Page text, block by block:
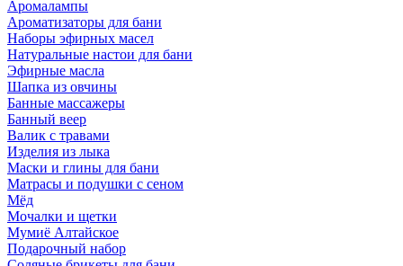
Аромалампы
Ароматизаторы для бани
Наборы эфирных масел
Натуральные настои для бани
Эфирные масла
Шапка из овчины
Банные массажеры
Банный веер
Валик с травами
Изделия из лыка
Маски и глины для бани
Матрасы и подушки с сеном
Мёд
Мочалки и щетки
Мумиё Алтайское
Подарочный набор